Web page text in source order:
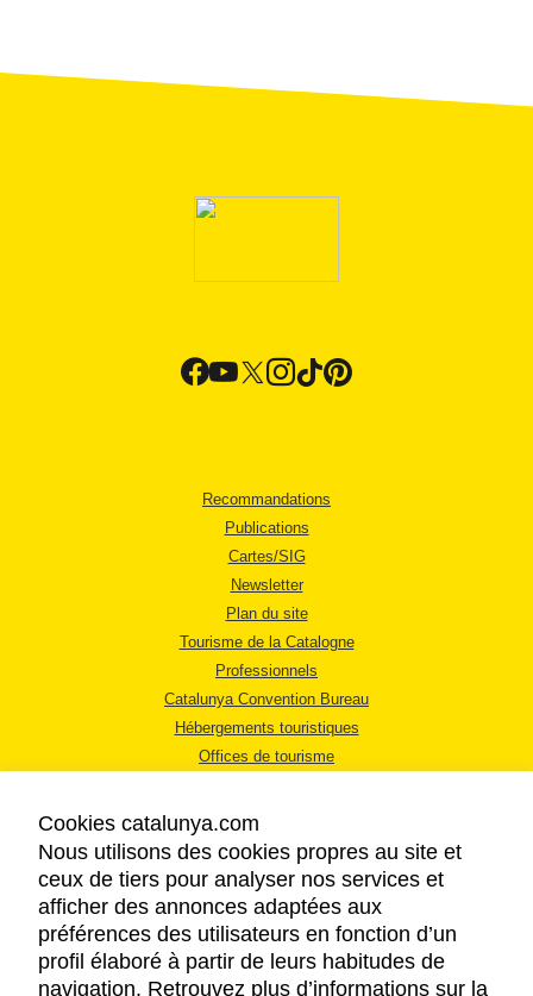
Recommandations
Publications
Cartes/SIG
Newsletter
Plan du site
Tourisme de la Catalogne
Professionnels
Catalunya Convention Bureau
Hébergements touristiques
Offices de tourisme
MENTIONS LÉGALES
RÈGLES DE CONFIDENTIALITÉ
COOKIES
Cookies catalunya.com
Nous utilisons des cookies propres au site et
ceux de tiers pour analyser nos services et
afficher des annonces adaptées aux
préférences des utilisateurs en fonction d’un
profil élaboré à partir de leurs habitudes de
navigation. Retrouvez plus d’informations sur la